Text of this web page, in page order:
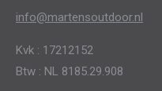
info@martensoutdoor.nl
Kvk : 17212152
Btw : NL 8185.29.908